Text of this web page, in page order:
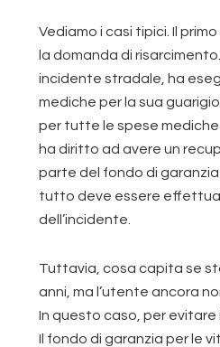
Vediamo i casi tipici. Il
la domanda di
incidente stradale, ha
mediche per la sua
per tutte le spese
ha diritto ad avere un
parte del fondo di
tutto deve essere
dell’incidente.
Tuttavia, cosa capita se
anni, ma l’utente ancora
In questo caso, per evitare
Il fondo di garanzia per le